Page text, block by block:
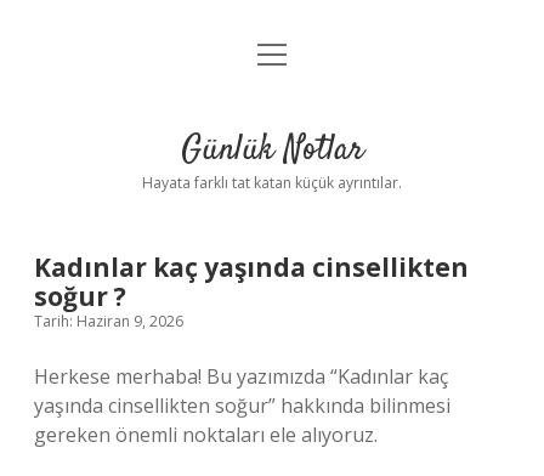
Anasayfa
Yasal Uyarı
menüyü
Günlük Notlar
Hayata farklı tat katan küçük ayrıntılar.
Kadınlar kaç yaşında cinsellikten
soğur ?
Tarih: Haziran 9, 2026
Herkese merhaba! Bu yazımızda “Kadınlar kaç
yaşında cinsellikten soğur” hakkında bilinmesi
gereken önemli noktaları ele alıyoruz.